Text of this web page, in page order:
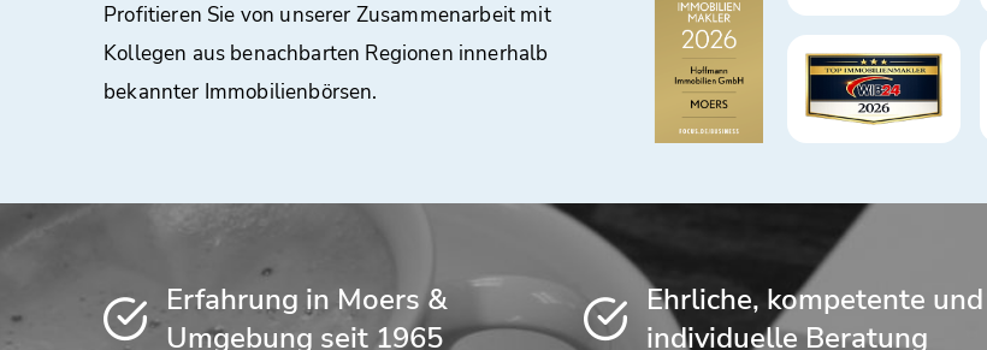
Profitieren Sie von unserer Zusammenarbeit mit
Kollegen aus benachbarten Regionen innerhalb
bekannter Immobilienbörsen.
Erfahrung in Moers &
Umgebung seit 1965
Ehrliche, kompetente und
individuelle Beratung